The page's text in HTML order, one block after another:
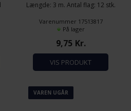
Længde: 3 m. Antal flag: 12 stk.
plastsnor
Varenummer 17513817
På lager
9,75 Kr.
VIS PRODUKT
VAREN UGÅR